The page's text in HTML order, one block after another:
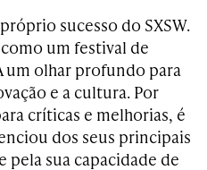
sucesso do SXSW.
um festival de
um olhar profundo para
e a cultura. Por
críticas e melhorias, é
dos seus principais
sua capacidade de